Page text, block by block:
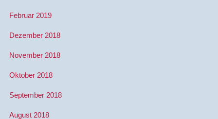
Februar 2019
Dezember 2018
November 2018
Oktober 2018
September 2018
August 2018